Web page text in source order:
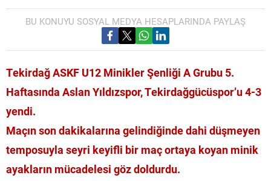
BU KONUYU SOSYAL MEDYA HESAPLARINDA PAYLAŞ
Tekirdağ ASKF U12 Minikler Şenliği A Grubu 5.
Haftasında Aslan Yıldızspor, Tekirdağgücüspor’u 4-3
yendi.
Maçın son dakikalarına gelindiğinde dahi düşmeyen
temposuyla seyri keyifli bir maç ortaya koyan minik
ayakların mücadelesi göz doldurdu.